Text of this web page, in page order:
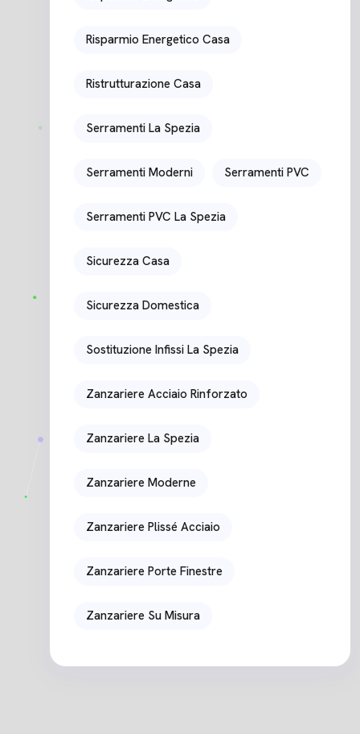
Risparmio Energetico Casa
Ristrutturazione Casa
Serramenti La Spezia
Serramenti Moderni Serramenti PVC
Serramenti PVC La Spezia
Sicurezza Casa
Sicurezza Domestica
Sostituzione Infissi La Spezia
Zanzariere Acciaio Rinforzato
Zanzariere La Spezia
Zanzariere Moderne
Zanzariere Plissé Acciaio
Zanzariere Porte Finestre
Zanzariere Su Misura